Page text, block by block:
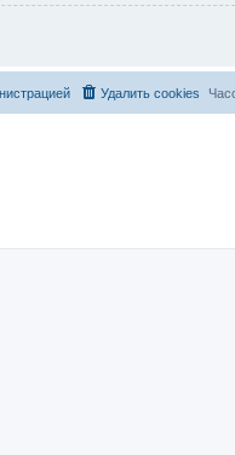
Удалить cookies